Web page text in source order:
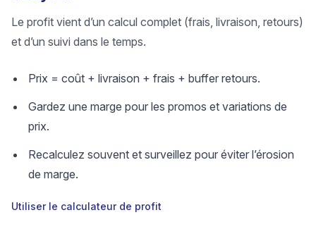
Le profit vient d’un calcul complet (frais, livraison, retours)
et d’un suivi dans le temps.
Prix = coût + livraison + frais + buffer retours.
Gardez une marge pour les promos et variations de
prix.
Recalculez souvent et surveillez pour éviter l’érosion
de marge.
Utiliser le calculateur de profit